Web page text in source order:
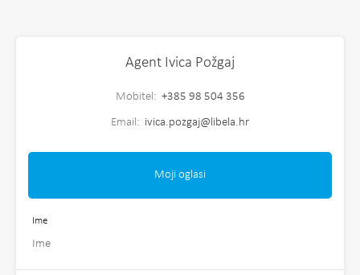
Agent Ivica Požgaj
Mobitel: +385 98 504 356
Email: ivica.pozgaj@libela.hr
Moji oglasi
Ime